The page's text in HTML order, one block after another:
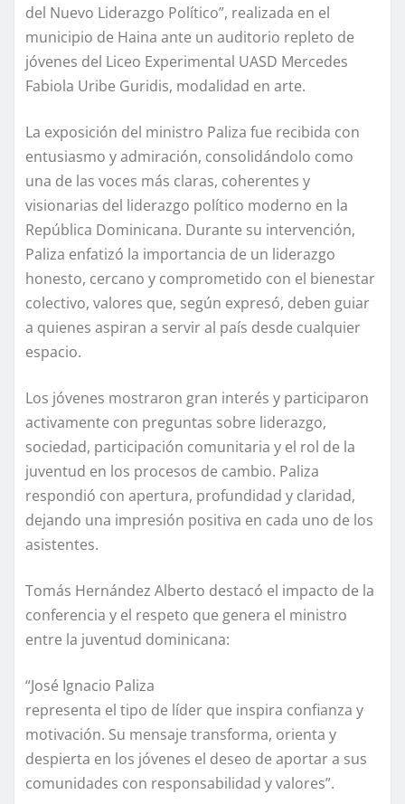
del Nuevo Liderazgo Político”, realizada en el
municipio de Haina ante un auditorio repleto de
jóvenes del Liceo Experimental UASD Mercedes
Fabiola Uribe Guridis, modalidad en arte.
La exposición del ministro Paliza fue recibida con
entusiasmo y admiración, consolidándolo como
una de las voces más claras, coherentes y
visionarias del liderazgo político moderno en la
República Dominicana. Durante su intervención,
Paliza enfatizó la importancia de un liderazgo
honesto, cercano y comprometido con el bienestar
colectivo, valores que, según expresó, deben guiar
a quienes aspiran a servir al país desde cualquier
espacio.
Los jóvenes mostraron gran interés y participaron
activamente con preguntas sobre liderazgo,
sociedad, participación comunitaria y el rol de la
juventud en los procesos de cambio. Paliza
respondió con apertura, profundidad y claridad,
dejando una impresión positiva en cada uno de los
asistentes.
Tomás Hernández Alberto destacó el impacto de la
conferencia y el respeto que genera el ministro
entre la juventud dominicana:
“José Ignacio Paliza
representa el tipo de líder que inspira confianza y
motivación. Su mensaje transforma, orienta y
despierta en los jóvenes el deseo de aportar a sus
comunidades con responsabilidad y valores”.